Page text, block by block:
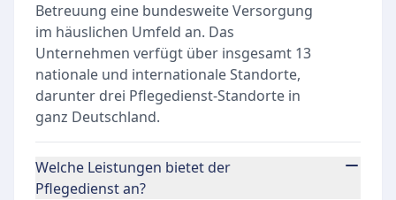
Betreuung eine bundesweite Versorgung
im häuslichen Umfeld an. Das
Unternehmen verfügt über insgesamt 13
nationale und internationale Standorte,
darunter drei Pflegedienst-Standorte in
ganz Deutschland.
Welche Leistungen bietet der
Pflegedienst an?